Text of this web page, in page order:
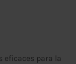
eficaces para la